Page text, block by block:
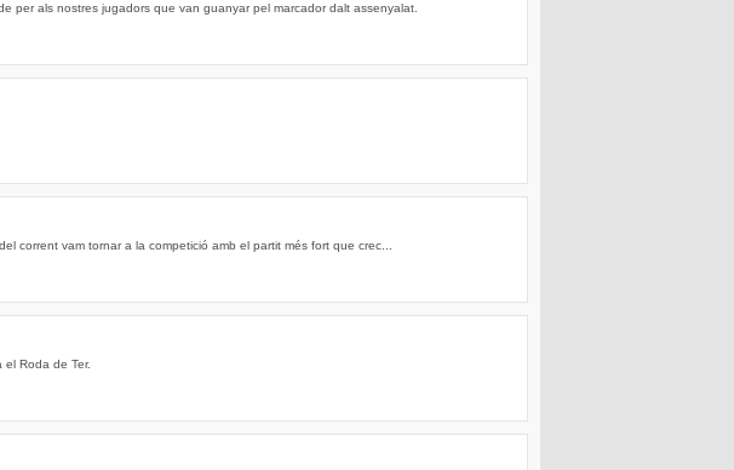
per als nostres jugadors que van guanyar pel marcador dalt assenyalat.
corrent vam tornar a la competició amb el partit més fort que crec...
Roda de Ter.